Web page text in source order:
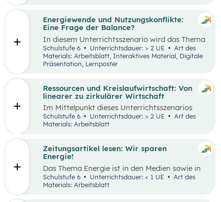
Energiewende und Nutzungskonflikte:
Eine Frage der Balance?
In diesem Unterrichtsszenario wird das Thema
Energiewende und damit einhergehende
Nutzungskonflikte behandelt. Methodisch wird
zuerst mit einem Wimmelbild gearbeitet, auf
dem unterschiedliche Szenen und Darstellungen
einhergehender Konflikte zu finden sind.
Schulstufe 6 Unterrichtsdauer: > 2 UE
Materials: Arbeitsblatt, Interaktives Material, Digitale
Präsentation, Lernposter
Ressourcen und Kreislaufwirtschaft: Von
linearer zu zirkulärer Wirtschaft
Im Mittelpunkt dieses Unterrichtsszenarios
steht ein sprachsensibel aufbereiteter Text zum
Thema verantwortungsvoller Umgang mit
„Wohin?“ gestellt und die Konzepte „lineares
Wirtschaften” und „Kreislaufwirtschaft”
erarbeitet.
Schulstufe 6 Unterrichtsdauer: > 2 UE
Art des
Materials: Arbeitsblatt
Kooperation bei der Teamarbeit
zwischenmenschliche Kompetenzen zu stärken
und sogenannte 21
st
Zeitungsartikel lesen: Wir sparen
Energie!
Das Thema Energie ist in den Medien sowie in
täglichen Gesprächen allgegenwärtig. Dabei
wird oft von hohem Energieverbrauch, von
Schulstufe 6 Unterrichtsdauer: < 1 UE
Materials: Arbeitsblatt